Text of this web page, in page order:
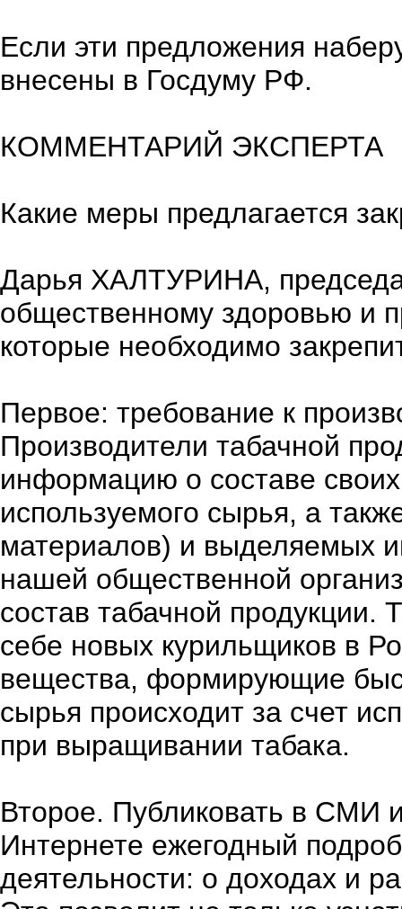
Если эти предложения
внесены в Госдуму РФ.
КОММЕНТАРИЙ ЭКСПЕРТА
Какие меры предлагается
Дарья ХАЛТУРИНА,
общественному здоровью и
которые необходимо
Первое: требование к
Производители табачной
информацию о составе
используемого сырья, а
материалов) и выделяемых
нашей общественной
состав табачной
себе новых курильщиков в
вещества, формирующие
сырья происходит за счет
при выращивании табака.
Второе. Публиковать в СМИ
Интернете ежегодный
деятельности: о доходах и